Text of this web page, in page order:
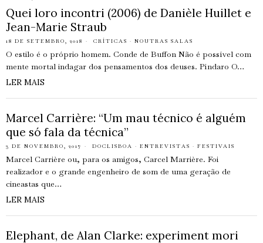
Quei loro incontri (2006) de Danièle Huillet e
Jean-Marie Straub
18 DE SETEMBRO, 2018 CRÍTICAS · NOUTRAS SALAS
O estilo é o próprio homem. Conde de Buffon Não é possível com
mente mortal indagar dos pensamentos dos deuses. Píndaro O…
LER MAIS
Marcel Carrière: “Um mau técnico é alguém
que só fala da técnica”
3 DE NOVEMBRO, 2017 DOCLISBOA · ENTREVISTAS · FESTIVAIS
Marcel Carrière ou, para os amigos, Carcel Marrière. Foi
realizador e o grande engenheiro de som de uma geração de
cineastas que…
LER MAIS
Elephant, de Alan Clarke: experiment mori